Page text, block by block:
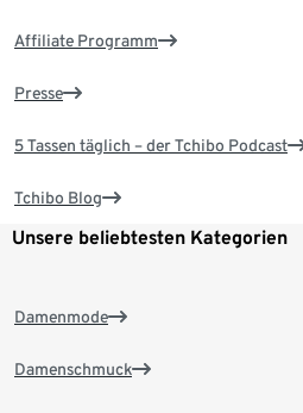
Affiliate Programm
Presse
5 Tassen täglich – der Tchibo Podcast
Tchibo Blog
Unsere beliebtesten Kategorien
Damenmode
Damenschmuck